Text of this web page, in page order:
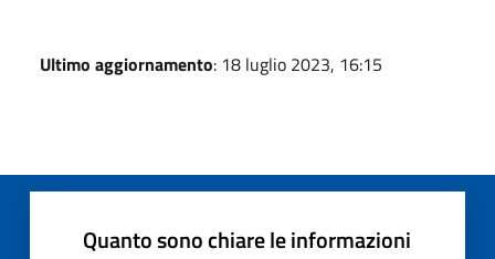
Ultimo aggiornamento: 18 luglio 2023, 16:15
Quanto sono chiare le informazioni